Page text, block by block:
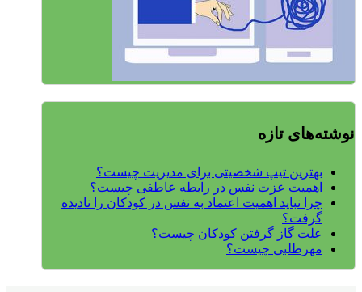
نوشته‌های تازه
بهترین تیپ شخصیتی برای مدیریت چیست؟
اهمیت عزت نفس در رابطه عاطفی چیست؟
چرا نباید اهمیت اعتماد به نفس در کودکان را نادیده
گرفت؟
علت گاز گرفتن کودکان چیست؟
مهرطلبی چیست؟